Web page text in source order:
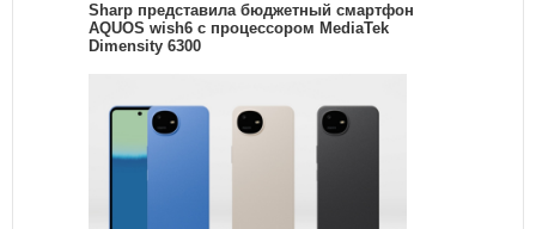
Sharp представила бюджетный смартфон
AQUOS wish6 с процессором MediaTek
Dimensity 6300